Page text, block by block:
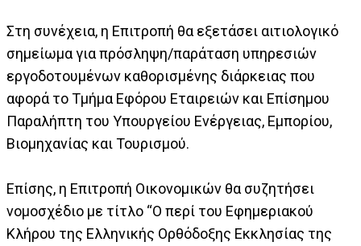
Στη συνέχεια, η Επιτροπή θα εξετάσει αιτιολογικό
σημείωμα για πρόσληψη/παράταση υπηρεσιών
εργοδοτουμένων καθορισμένης διάρκειας που
αφορά το Τμήμα Εφόρου Εταιρειών και Επίσημου
Παραλήπτη του Υπουργείου Ενέργειας, Εμπορίου,
Βιομηχανίας και Τουρισμού.
Επίσης, η Επιτροπή Οικονομικών θα συζητήσει
νομοσχέδιο με τίτλο “Ο περί του Εφημεριακού
Κλήρου της Ελληνικής Ορθόδοξης Εκκλησίας της